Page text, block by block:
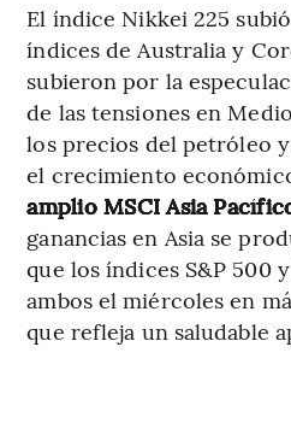
El índice Nikkei 225
índices de Australia y
subieron por la
de las tensiones en
los precios del petróleo
el crecimiento
amplio MSCI Asia
ganancias en Asia se
que los índices S&P 500
ambos el miércoles en
que refleja un saludable